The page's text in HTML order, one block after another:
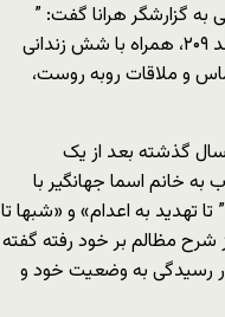
گزارشگر هرانا گفت: ”
آقای رئیسی اکنون در سلول های عمومی بند ۲۰۹، همراه با شش زندانی
و ملاقات روبه روست،
گذشته بعد از یک
خطاب به خانم اسما جهانگیر با
تهدید به اعدام» و «شبها تا
مظالم بر خود رفته گفته
رسیدگی به وضعیت خود و